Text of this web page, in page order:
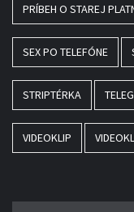
PRÍBEH O STAREJ
SEX PO TELEFÓNE
STRIPTÉRKA
VIDEOKLIP